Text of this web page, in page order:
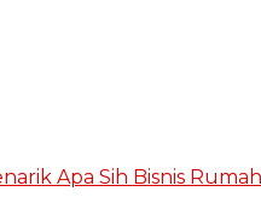
Apa Sih Bisnis